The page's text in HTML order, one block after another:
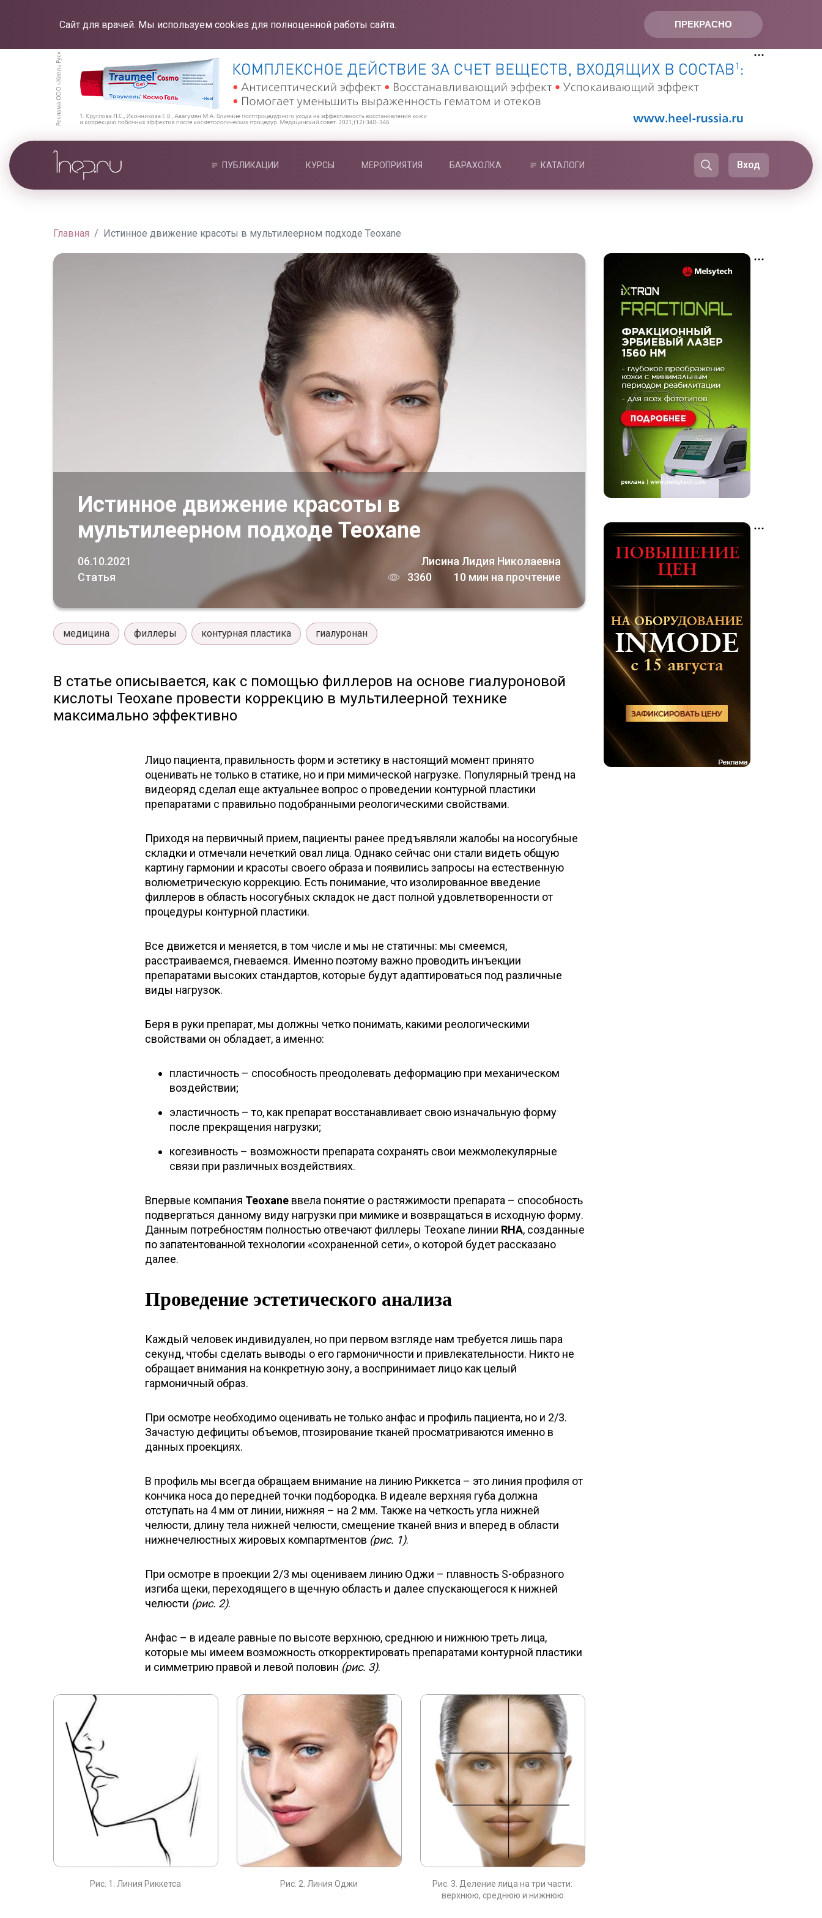
ПРЕКРАСНО
Сайт для врачей. Мы используем cookies для полноценной работы сайта.
ПУБЛИКАЦИИ КУРСЫ МЕРОПРИЯТИЯ БАРАХОЛКА КАТАЛОГИ Вход
Главная Истинное движение красоты в мультилеерном подходе Teoxane
Истинное движение красоты в
мультилеерном подходе Teoxane
06.10.2021
Статья
Лисина Лидия Николаевна
3360
10 мин на прочтение
медицина филлеры контурная пластика гиалуронан
В статье описывается, как с помощью филлеров на основе гиалуроновой
кислоты Teoxane провести коррекцию в мультилеерной технике
максимально эффективно
Лицо пациента, правильность форм и эстетику в настоящий момент принято
оценивать не только в статике, но и при мимической нагрузке. Популярный тренд на
видеоряд сделал еще актуальнее вопрос о проведении контурной пластики
препаратами с правильно подобранными реологическими свойствами.
Приходя на первичный прием, пациенты ранее предъявляли жалобы на носогубные
складки и отмечали нечеткий овал лица. Однако сейчас они стали видеть общую
картину гармонии и красоты своего образа и появились запросы на естественную
волюметрическую коррекцию. Есть понимание, что изолированное введение
филлеров в область носогубных складок не даст полной удовлетворенности от
процедуры контурной пластики.
Все движется и меняется, в том числе и мы не статичны: мы смеемся,
расстраиваемся, гневаемся. Именно поэтому важно проводить инъекции
препаратами высоких стандартов, которые будут адаптироваться под различные
виды нагрузок.
Беря в руки препарат, мы должны четко понимать, какими реологическими
свойствами он обладает, а именно:
пластичность – способность преодолевать деформацию при механическом
воздействии;
эластичность – то, как препарат восстанавливает свою изначальную форму
после прекращения нагрузки;
когезивность – возможности препарата сохранять свои межмолекулярные
связи при различных воздействиях.
Впервые компания Teoxane ввела понятие о растяжимости препарата – способность
подвергаться данному виду нагрузки при мимике и возвращаться в исходную форму.
Данным потребностям полностью отвечают филлеры Teoxane линии RHA, созданные
по запатентованной технологии «сохраненной сети», о которой будет рассказано
далее.
Проведение эстетического анализа
Каждый человек индивидуален, но при первом взгляде нам требуется лишь пара
секунд, чтобы сделать выводы о его гармоничности и привлекательности. Никто не
обращает внимания на конкретную зону, а воспринимает лицо как целый
гармоничный образ.
При осмотре необходимо оценивать не только анфас и профиль пациента, но и 2/3.
Зачастую дефициты объемов, птозирование тканей просматриваются именно в
данных проекциях.
В профиль мы всегда обращаем внимание на линию Риккетса – это линия профиля от
кончика носа до передней точки подбородка. В идеале верхняя губа должна
отступать на 4 мм от линии, нижняя – на 2 мм. Также на четкость угла нижней
челюсти, длину тела нижней челюсти, смещение тканей вниз и вперед в области
нижнечелюстных жировых компартментов (рис. 1).
При осмотре в проекции 2/3 мы оцениваем линию Оджи – плавность S-образного
изгиба щеки, переходящего в щечную область и далее спускающегося к нижней
челюсти (рис. 2).
Анфас – в идеале равные по высоте верхнюю, среднюю и нижнюю треть лица,
которые мы имеем возможность откорректировать препаратами контурной пластики
и симметрию правой и левой половин (рис. 3).
Рис. 1. Линия Риккетса Рис. 2. Линия Оджи
Рис. 3. Деление лица на три части:
верхнюю, среднюю и нижнюю